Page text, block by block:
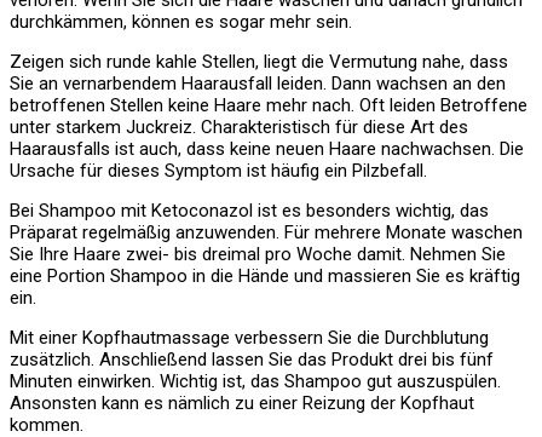
durchkämmen, können es sogar mehr sein.
Zeigen sich runde kahle Stellen, liegt die Vermutung nahe, dass
Sie an vernarbendem Haarausfall leiden. Dann wachsen an den
betroffenen Stellen keine Haare mehr nach. Oft leiden Betroffene
unter starkem Juckreiz. Charakteristisch für diese Art des
Haarausfalls ist auch, dass keine neuen Haare nachwachsen. Die
Ursache für dieses Symptom ist häufig ein Pilzbefall.
Bei Shampoo mit Ketoconazol ist es besonders wichtig, das
Präparat regelmäßig anzuwenden. Für mehrere Monate waschen
Sie Ihre Haare zwei- bis dreimal pro Woche damit. Nehmen Sie
eine Portion Shampoo in die Hände und massieren Sie es kräftig
ein.
Mit einer Kopfhautmassage verbessern Sie die Durchblutung
zusätzlich. Anschließend lassen Sie das Produkt drei bis fünf
Minuten einwirken. Wichtig ist, das Shampoo gut auszuspülen.
Ansonsten kann es nämlich zu einer Reizung der Kopfhaut
kommen.